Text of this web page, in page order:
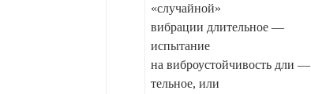
«случайной»
вибрации длительное —
испытание
на виброустойчивость дли —
тельное, или